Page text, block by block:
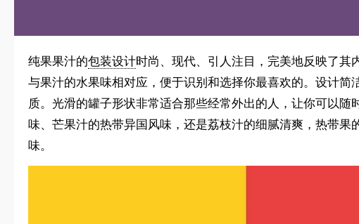
纯果果汁的包装设计时尚、现代、引人注目，完美地反映了其
与果汁的水果味相对应，便于识别和选择你最喜欢的。设计
质。光滑的罐子形状非常适合那些经常外出的人，让你可以
味、芒果汁的热带异国风味，还是荔枝汁的细腻清爽，热带
味。